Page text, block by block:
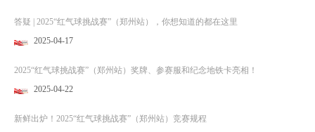
答疑 | 2025“红气球挑战赛”（郑州站），你想知道的都在这里
2025-04-17
2025“红气球挑战赛”（郑州站）奖牌、参赛服和纪念地铁卡亮相！
2025-04-22
新鲜出炉！2025“红气球挑战赛”（郑州站）竞赛规程